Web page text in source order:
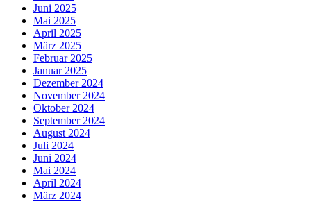
Juni 2025
Mai 2025
April 2025
März 2025
Februar 2025
Januar 2025
Dezember 2024
November 2024
Oktober 2024
September 2024
August 2024
Juli 2024
Juni 2024
Mai 2024
April 2024
März 2024